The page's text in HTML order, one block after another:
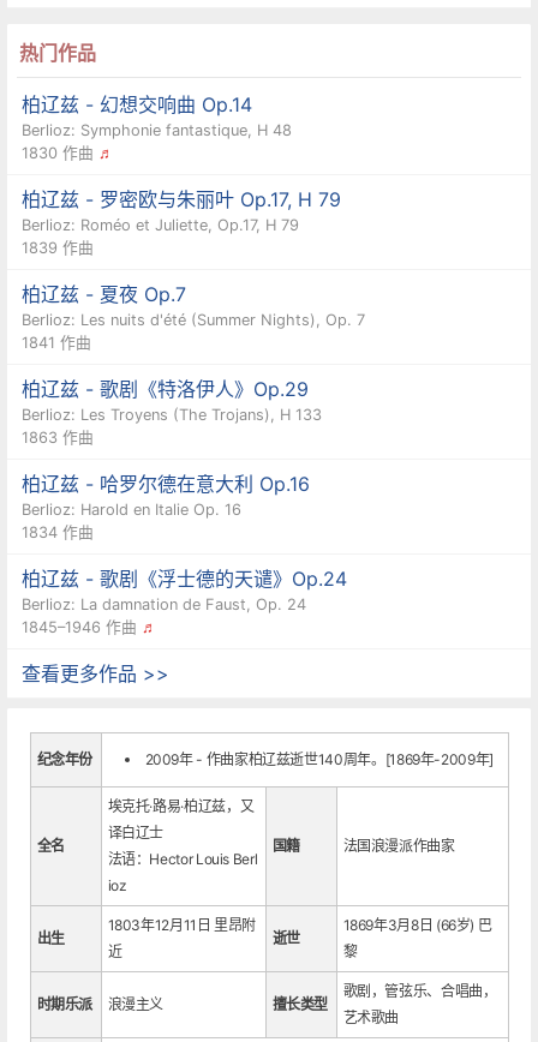
热门作品
柏辽兹 - 幻想交响曲 Op.14
Berlioz: Symphonie fantastique, H 48
1830 作曲 ♬
柏辽兹 - 罗密欧与朱丽叶 Op.17, H 79
Berlioz: Roméo et Juliette, Op.17, H 79
1839 作曲
柏辽兹 - 夏夜 Op.7
Berlioz: Les nuits d'été (Summer Nights), Op. 7
1841 作曲
柏辽兹 - 歌剧《特洛伊人》Op.29
Berlioz: Les Troyens (The Trojans), H 133
1863 作曲
柏辽兹 - 哈罗尔德在意大利 Op.16
Berlioz: Harold en Italie Op. 16
1834 作曲
柏辽兹 - 歌剧《浮士德的天谴》Op.24
Berlioz: La damnation de Faust, Op. 24
1845–1946 作曲 ♬
查看更多作品 >>
纪念年份 2009年 - 作曲家柏辽兹逝世140周年。[1869年-2009年]
全名
埃克托·路易·柏辽兹，又
译白辽士
法语：Hector Louis Berl
ioz
国籍 法国浪漫派作曲家
出生
1803年12月11日 里昂附
近
逝世
1869年3月8日 (66岁) 巴
黎
时期乐派 浪漫主义 擅长类型
歌剧，管弦乐、合唱曲，
艺术歌曲